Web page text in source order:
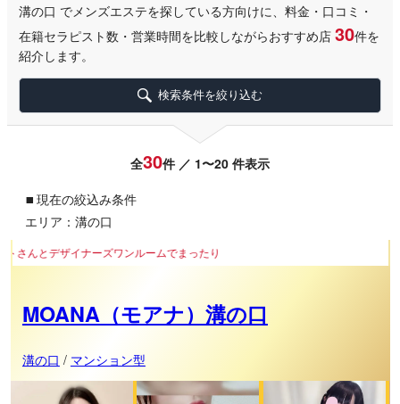
溝の口 でメンズエステを探している方向けに、料金・口コミ・
在籍セラピスト数・営業時間を比較しながらおすすめ店30件を
紹介します。
検索条件を絞り込む
全30件 ／ 1〜20 件表示
▪ 現在の絞込み条件
エリア：溝の口
ームでまったり
MOANA（モアナ）溝の口
溝の口 / マンション型